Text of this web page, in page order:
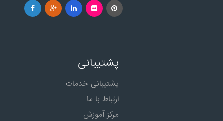
پشتیبانی
پشتیبانی خدمات
ارتباط با ما
مرکز آموزش